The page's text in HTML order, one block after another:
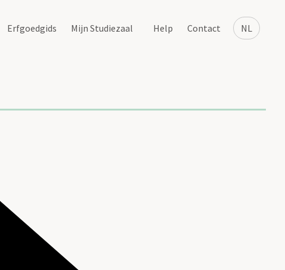
NL
Erfgoedgids Mijn Studiezaal Help Contact